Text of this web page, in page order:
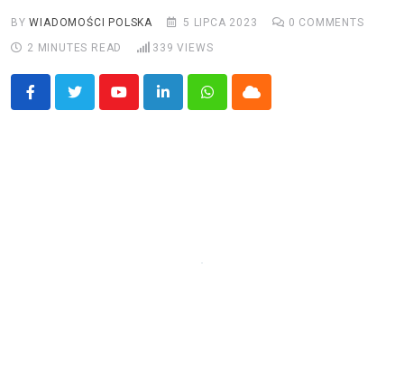
BYWIADOMOŚCI POLSKA 5 LIPCA 2023 0 COMMENTS
2 MINUTES READ
339 VIEWS
YoutubeLinkedInWhatsappCloud